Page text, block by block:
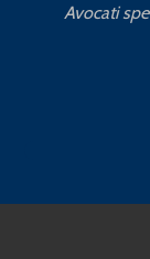
Avocati